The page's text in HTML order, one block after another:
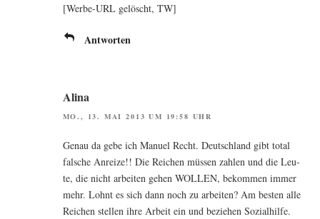
[Wer­be-URL gelöscht, TW]
Antworten
Alina
MO., 13. MAI 2013 UM 19:58 UHR
Genau da gebe ich Manu­el Recht. Deutsch­land gibt total
fal­sche Anrei­ze!! Die Rei­chen müs­sen zah­len und die Leu­
te, die nicht arbei­ten gehen WOLLEN, bekom­men immer
mehr. Lohnt es sich dann noch zu arbei­ten? Am bes­ten alle
Rei­chen stel­len ihre Arbeit ein und bezie­hen Sozi­al­hil­fe.